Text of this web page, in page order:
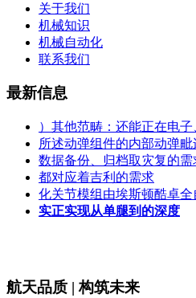
关于我们
机械知识
机械自动化
联系我们
最新信息
）其他范畴：还能正在电
所述动弹组件的内部动弹
数据备份、归档取灾复的需
都对应着吉利的需求
化关节模组由埃斯顿酷卓全
实正实现从单腿到的深度
航天品质 | 构筑未来